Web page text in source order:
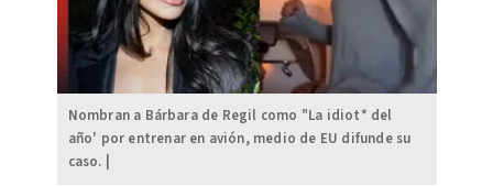
Nombran a Bárbara de Regil como "La idiot* del
año' por entrenar en avión, medio de EU difunde su
caso. |